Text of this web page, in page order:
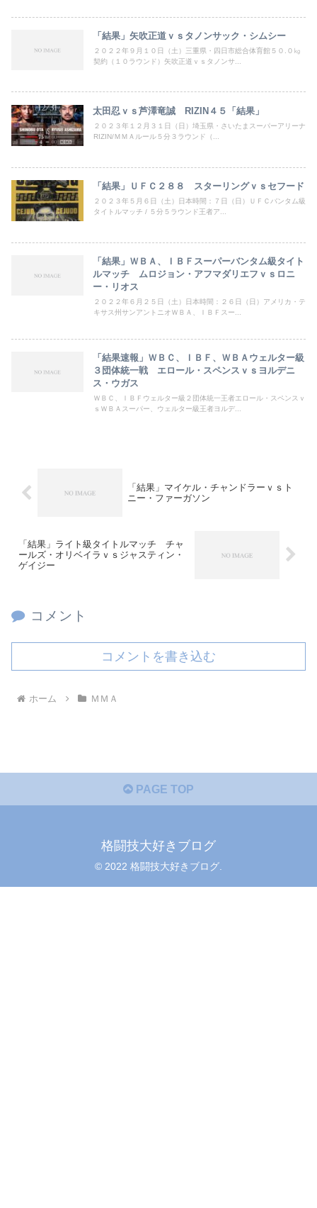
「結果」矢吹正道ｖｓタノンサック・シムシー
２０２２年９月１０日（土）三重県・四日市総合体育館５０.０㎏
契約（１０ラウンド）矢吹正道ｖｓタノンサ...
太田忍ｖｓ芦澤竜誠 RIZIN４５「結果」
２０２３年１２月３１日（日）埼玉県・さいたまスーパーアリーナ
RIZIN/ＭＭＡルール５分３ラウンド（...
「結果」ＵＦＣ２８８ スターリングｖｓセフード
２０２３年５月６日（土）日本時間：７日（日）ＵＦＣバンタム級
タイトルマッチ / ５分５ラウンド王者ア...
「結果」ＷＢＡ、ＩＢＦスーパーバンタム級タイト
ルマッチ ムロジョン・アフマダリエフｖｓロニ
ー・リオス
２０２２年６月２５日（土）日本時間：２６日（日）アメリカ・テ
キサス州サンアントニオＷＢＡ、ＩＢＦスー...
「結果速報」ＷＢＣ、ＩＢＦ、ＷＢＡウェルター級
３団体統一戦 エロール・スペンスｖｓヨルデニ
ス・ウガス
ＷＢＣ、ＩＢＦウェルター級２団体統一王者エロール・スペンスｖ
ｓＷＢＡスーパー、ウェルター級王者ヨルデ...
「結果」マイケル・チャンドラーｖｓト
ニー・ファーガソン
「結果」ライト級タイトルマッチ チャ
ールズ・オリベイラｖｓジャスティン・
ゲイジー
コメント
コメントを書き込む
ホーム ＭＭＡ
PAGE TOP
格闘技大好きブログ
© 2022 格闘技大好きブログ.